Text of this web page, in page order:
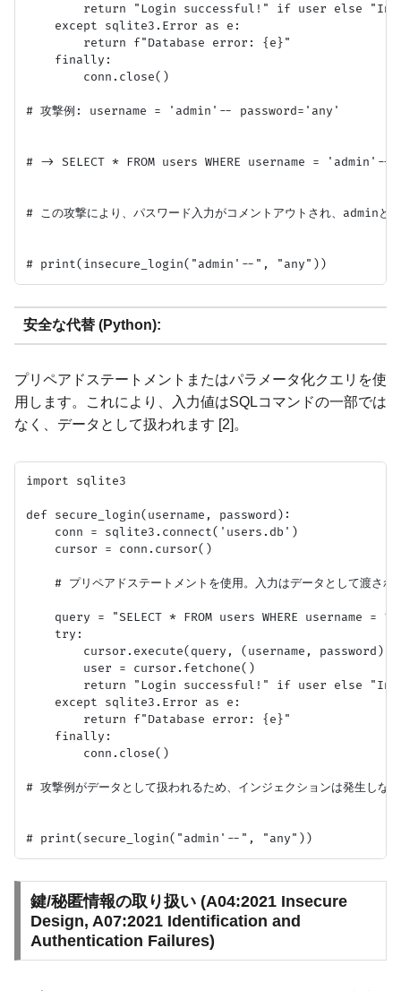
return "Login successful!" if user else
    except sqlite3.Error as e:
        return f"Database error: {e}"
    finally:
        conn.close()
# 攻撃例: username = 'admin'-- password='any'
# -> SELECT * FROM users WHERE username =
# この攻撃により、パスワード入力がコメントアウトされ、adminと
安全な代替 (Python):
プリペアドステートメントまたはパラメータ化クエリを使
用します。これにより、入力値はSQLコマンドの一部では
なく、データとして扱われます [2]。
import sqlite3
def secure_login(username, password):
    conn = sqlite3.connect('users.db')
    cursor = conn.cursor()
# プリペアドステートメントを使用。入力はデータとして渡され
query = "SELECT * FROM users WHERE username = ?
    try:
        cursor.execute(query, (username, password))
        user = cursor.fetchone()
return "Login successful!" if user else
    except sqlite3.Error as e:
        return f"Database error: {e}"
    finally:
        conn.close()
# 攻撃例がデータとして扱われるため、インジェクションは発生しな
鍵/秘匿情報の取り扱い (A04:2021 Insecure
Design, A07:2021 Identification and
Authentication Failures)